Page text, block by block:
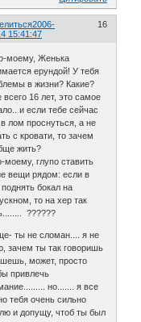
16
2006-
15:41:47
моему, Женька
ерундой! У тебя
в жизни? Какие?
всего 16 лет, это самое
и если тебе сейчас
лом проснуться, а не
с кровати, то зачем
жить?
моему, глупо ставить
вещи рядом: если в
бокал на
то на хер так
??????
ты не сломан.... я не
зачем ты так говоришь
может, просто
привлечь
но....... я все
тебя очень сильно
и допущу, чтоб ты был